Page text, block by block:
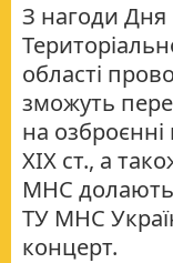
З нагоди Дня
області
зможуть
на
ХІХ ст., а
МНС долають
ТУ МНС
концерт.